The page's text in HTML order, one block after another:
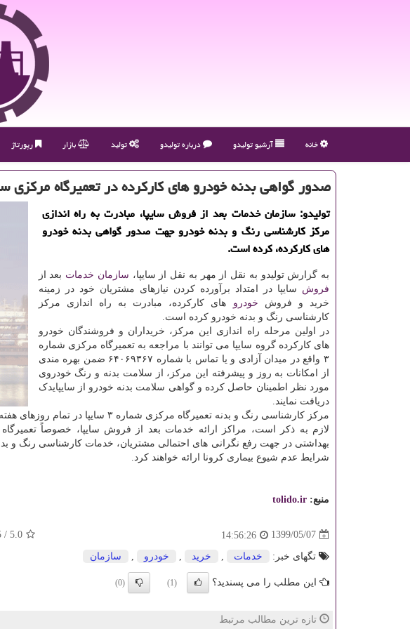
خانه آرشیو تولیدو درباره تولیدو تولید بازار رپورتاژ
صدور گواهی بدنه خودرو های كاركرده در تعمیرگاه مركزی
تولیدو: سازمان خدمات بعد از فروش سایپا، مبادرت به راه اندازی
مركز كارشناسی رنگ و بدنه خودرو جهت صدور گواهی بدنه خودرو
های كاركرده، كرده است.
به گزارش تولیدو به نقل از مهر به نقل از سایپا، سازمان خدمات بعد از
فروش سایپا در امتداد برآورده کردن نیازهای مشتریان خود در زمینه
خرید و فروش خودرو های کارکرده، مبادرت به راه اندازی مرکز
کارشناسی رنگ و بدنه خودرو کرده است.
در اولین مرحله راه اندازی این مرکز، خریداران و فروشندگان خودرو
های کارکرده گروه سایپا می توانند با مراجعه به تعمیرگاه مرکزی شماره
۳ واقع در میدان آزادی و یا تماس با شماره ۶۴۰۶۹۳۶۷ ضمن بهره مندی
از امکانات به روز و پیشرفته این مرکز، از سلامت بدنه و رنگ خودروی
مورد نظر اطمینان حاصل کرده و گواهی سلامت بدنه خودرو از سایپایدک
دریافت نمایند.
مرکز کارشناسی رنگ و بدنه تعمیرگاه مرکزی شماره ۳ سایپا در تمام روزهای هفته حتی جمعه ها به ارائه خدمات به مشتریان می پردازد.
لازم به ذکر است، مراکز ارائه خدمات بعد از فروش سایپا، خصوصاً
بهداشتی در جهت رفع نگرانی های احتمالی مشتریان، خدمات کارشناسی رنگ و
شرایط عدم شیوع بیماری کرونا ارائه خواهند کرد.
منبع: tolido.ir
1399/05/07
14:56:26
5.0
/
تگهای خبر: خدمات خرید خودرو سازمان
این مطلب را می پسندید؟ (1)
(0)
تازه ترین مطالب مرتبط